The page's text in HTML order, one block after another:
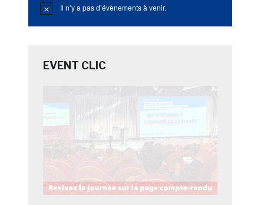
Notice Il n’y a pas d’évènements à venir.
EVENT CLIC